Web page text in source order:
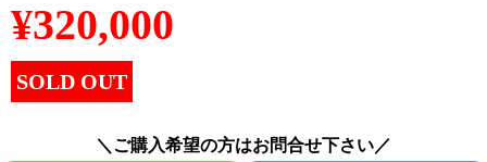
¥320,000
SOLD OUT
＼ご購入希望の方はお問合せ下さい／